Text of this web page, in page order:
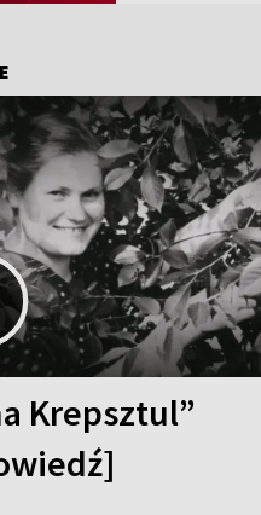
Krepsztul”